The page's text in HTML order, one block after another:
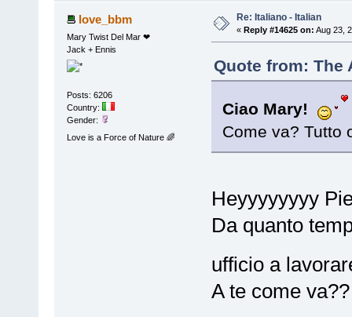
love_bbm
Mary Twist Del Mar ❤
Jack + Ennis
Posts: 6206
Country:
Gender:
Love is a Force of Nature 🌈
Re: Italiano - Italian
« Reply #14625 on: Aug 23,
Quote from: The
Ciao Mary!
Come va? Tutto
Heyyyyyyyy
Da quanto
ufficio a
A te come